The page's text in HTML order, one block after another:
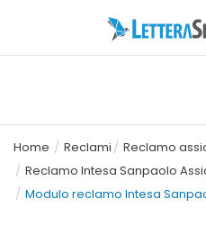
Home Reclami
Reclamo
Reclamo Intesa Sanpaolo
Modulo reclamo Intesa